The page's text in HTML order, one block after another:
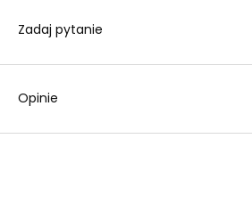
Zadaj pytanie
Opinie